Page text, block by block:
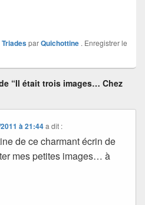
TriadesparQuichottine . Enregistrer le
“Il était trois images… Chez
à 21:44 a dit :
de ce charmant écrin de
mes petites images… à